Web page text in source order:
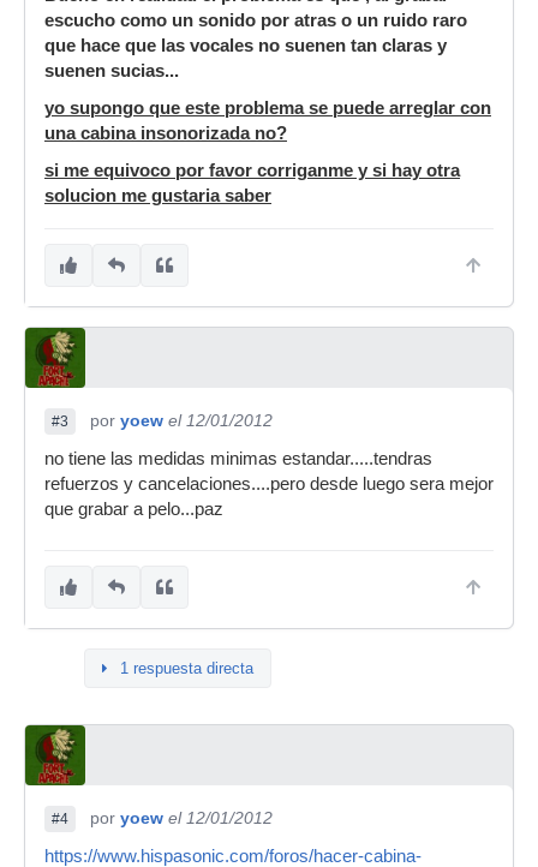
escucho como un sonido por atras o un ruido raro
que hace que las vocales no suenen tan claras y
suenen sucias...
yo supongo que este problema se puede arreglar con
una cabina insonorizada no?
si me equivoco por favor corriganme y si hay otra
solucion me gustaria saber
#3 por yoew el 12/01/2012
no tiene las medidas minimas estandar.....tendras
refuerzos y cancelaciones....pero desde luego sera mejor
que grabar a pelo...paz
1 respuesta directa
#4 por yoew el 12/01/2012
https://www.hispasonic.com/foros/hacer-cabina-